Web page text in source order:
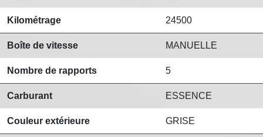
Kilométrage 24500
Boîte de vitesse MANUELLE
Nombre de rapports 5
Carburant ESSENCE
Couleur extérieure GRISE